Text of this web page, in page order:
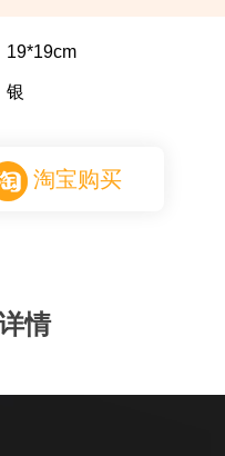
19*19cm
银
淘宝购买
情